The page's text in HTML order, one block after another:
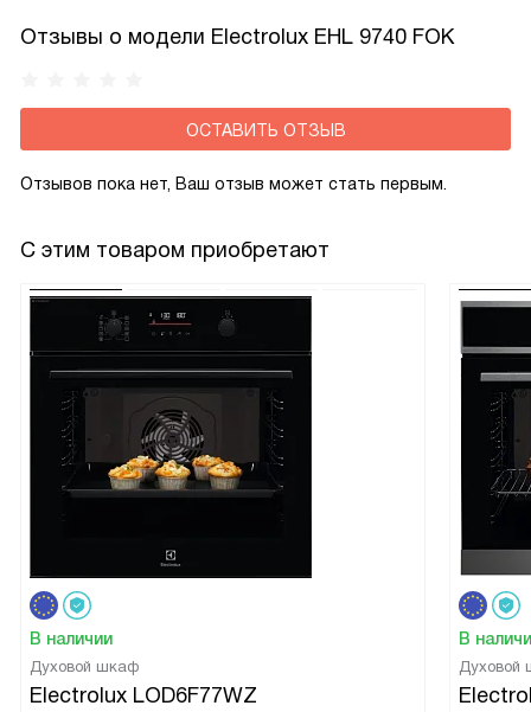
Отзывы о модели Electrolux EHL 9740 FOK
ОСТАВИТЬ ОТЗЫВ
Отзывов пока нет, Ваш отзыв может стать первым.
С этим товаром приобретают
В наличии
Духовой шкаф
Electrolux LOD6F77WZ
В
Духовой